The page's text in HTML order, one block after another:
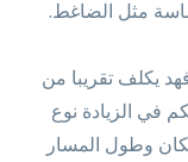
مثل الضاغط.
يكلف تقريبا من
في الزيادة نوع
وطول المسار